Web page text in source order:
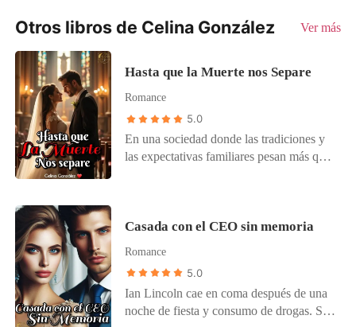
Otros libros de Celina González Ver más
Hasta que la Muerte nos Separe
Romance
5.0
En una sociedad donde las tradiciones y
las expectativas familiares pesan más que
no conoce: Nicolás, un joven que
políticas y económicas. A pesar de su
resistencia inicial, Valeria se ve obligada a
aceptar su destino, enfrentándose a un
Casada con el CEO sin memoria
Romance
5.0
Ian Lincoln cae en coma después de una
noche de fiesta y consumo de drogas. Su